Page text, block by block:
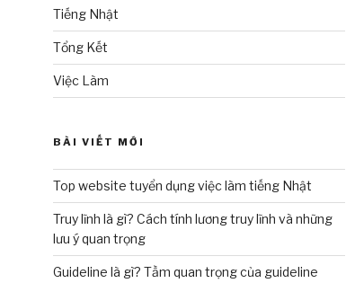
Tiếng Nhật
Tổng Kết
Việc Làm
BÀI VIẾT MỚI
Top website tuyển dụng việc làm tiếng Nhật
Truy lĩnh là gì? Cách tính lương truy lĩnh và những
lưu ý quan trọng
Guideline là gì? Tầm quan trọng của guideline